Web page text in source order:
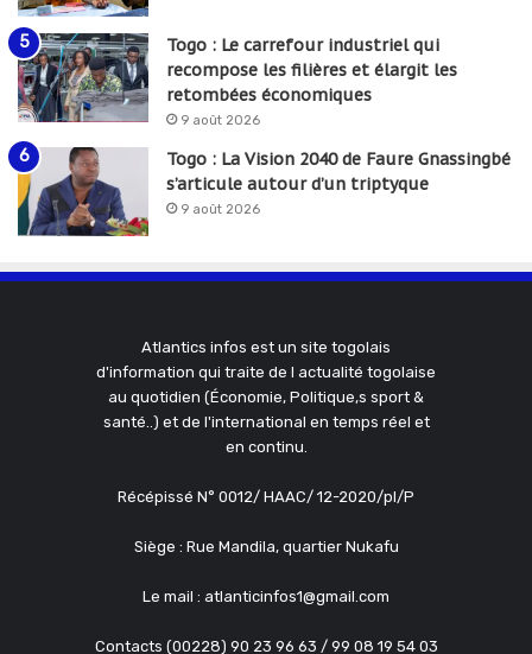
Togo : Le carrefour industriel qui
recompose les filières et élargit les
retombées économiques
9 août 2026
Togo : La Vision 2040 de Faure Gnassingbé
s’articule autour d’un triptyque
9 août 2026
Atlantics infos est un site togolais
d'information qui traite de l actualité togolaise
au quotidien (Économie, Politique,s sport &
santé..) et de l'international en temps réel et
en continu.
Récépissé N° 0012/ HAAC/ 12-2020/pl/P
Siège : Rue Mandila, quartier Nukafu
Le mail : atlanticinfos1@gmail.com
Contacts (00228) 90 23 96 63 / 99 08 19 54 03